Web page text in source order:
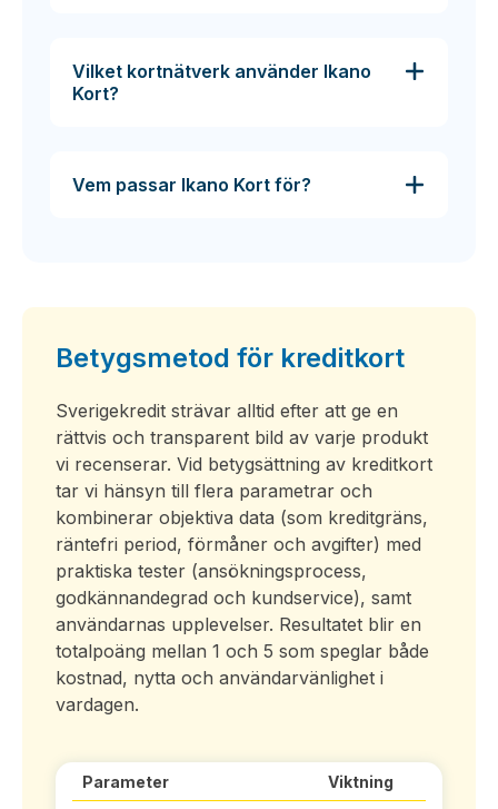
Vilket kortnätverk använder Ikano
Kort?
Vem passar Ikano Kort för?
Betygsmetod för kreditkort
Sverigekredit strävar alltid efter att ge en
rättvis och transparent bild av varje produkt
vi recenserar. Vid betygsättning av kreditkort
tar vi hänsyn till flera parametrar och
kombinerar objektiva data (som kreditgräns,
räntefri period, förmåner och avgifter) med
praktiska tester (ansökningsprocess,
godkännandegrad och kundservice), samt
användarnas upplevelser. Resultatet blir en
totalpoäng mellan 1 och 5 som speglar både
kostnad, nytta och användarvänlighet i
vardagen.
Parameter Viktning